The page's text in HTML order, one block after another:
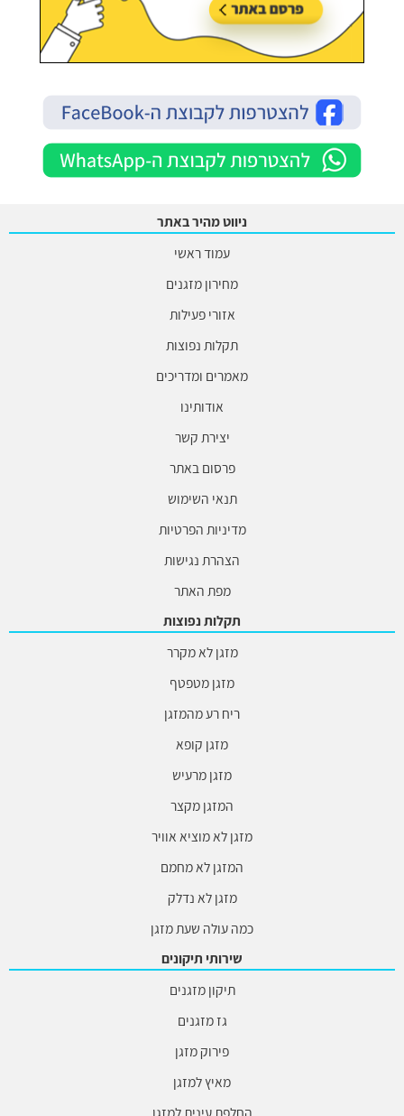
ניווט מהיר באתר
עמוד ראשי
מחירון מזגנים
אזורי פעילות
תקלות נפוצות
מאמרים ומדריכים
אודותינו
יצירת קשר
פרסום באתר
תנאי השימוש
מדיניות הפרטיות
הצהרת נגישות
מפת האתר
תקלות נפוצות
מזגן לא מקרר
מזגן מטפטף
ריח רע מהמזגן
מזגן קופא
מזגן מרעיש
המזגן מקצר
מזגן לא מוציא אוויר
המזגן לא מחמם
מזגן לא נדלק
כמה עולה שעת מזגן
שירותי תיקונים
תיקון מזגנים
גז מזגנים
פירוק מזגן
מאיץ למזגן
החלפת עינית למזגן